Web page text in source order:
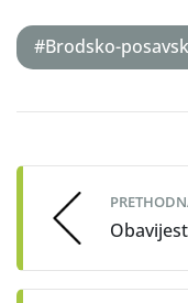
#Brodsko-
navigation